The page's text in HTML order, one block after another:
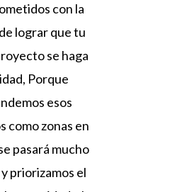
con la
lograr que tu
se haga
Porque
esos
como zonas en
pasará mucho
priorizamos el